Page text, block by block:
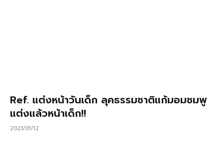
Ref. แต่งหน้าวันเด็ก ลุคธรรมชาติแก้มอมชมพู
แต่งแล้วหน้าเด็ก!!
2023/01/12